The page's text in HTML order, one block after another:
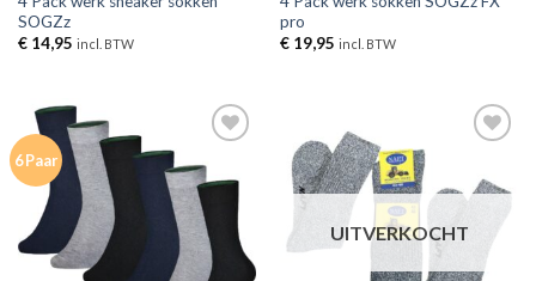
SOGZz
€14,95 incl. BTW
pro
€19,95 incl. BTW
6 Paar
Toevoegen
aan
verlanglijst
verlanglijst
UITVERKOCHT